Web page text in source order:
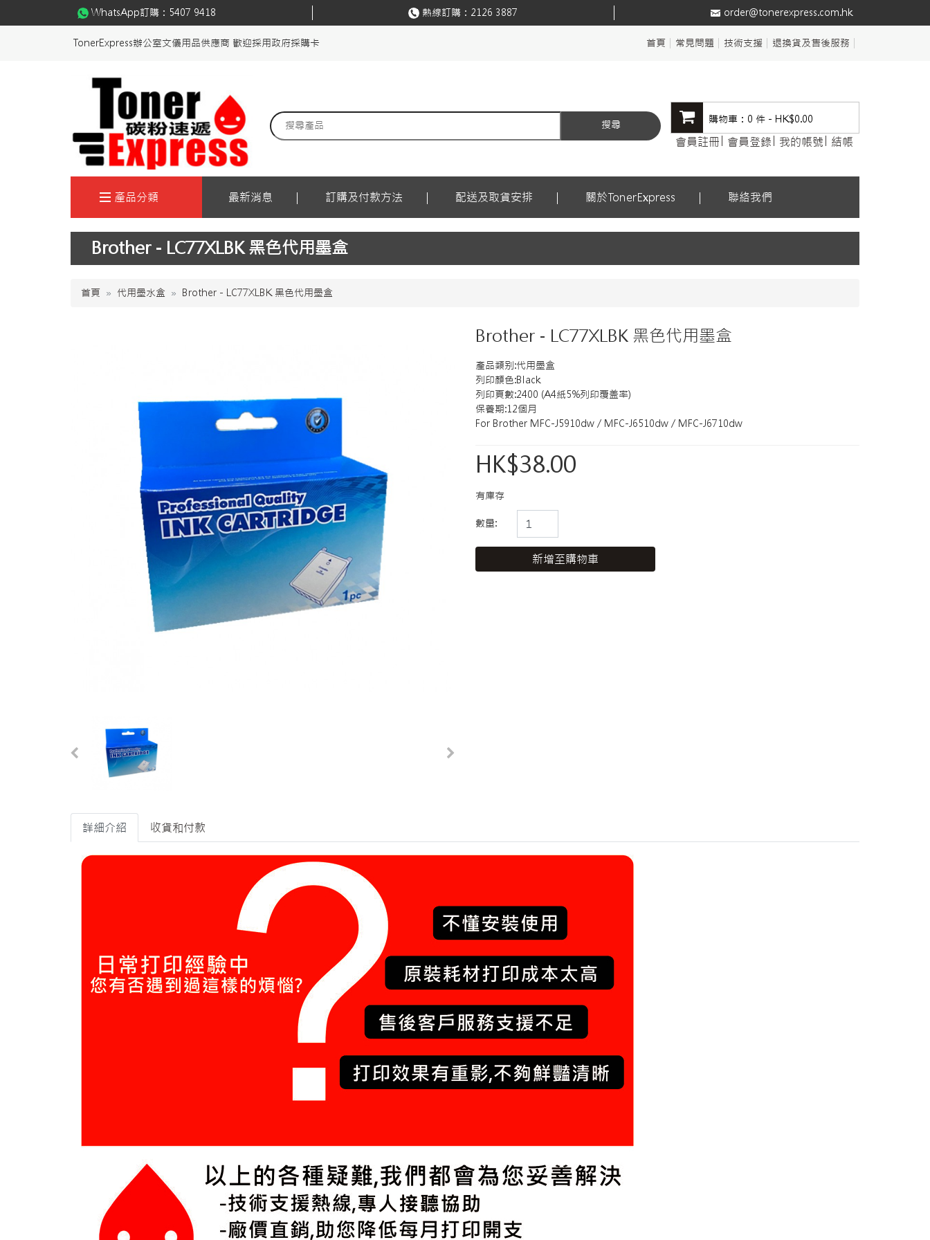
WhatsApp訂購： 5407 9418 熱線訂購： 2126 3887 order@tonerexpress.com.hk
TonerExpress辦公室文儀用品供應商 歡迎採用政府採購卡 首頁 常見問題 技術支援 退換貨及售後服務
搜尋 購物車：0 件 - HK$0.00
會員註冊 會員登錄 我的帳號 結帳
產品分類 最新消息 訂購及付款方法 配送及取貨安排 關於TonerExpress 聯絡我們
Brother - LC77XLBK 黑色代用墨盒
首頁 代用墨水盒 Brother - LC77XLBK 黑色代用墨盒
Brother - LC77XLBK 黑色代用墨盒
產品類别:代用墨盒
列印顏色:Black
列印頁數:2400 (A4紙5%列印覆盖率)
保養期:12個月
For Brother MFC-J5910dw / MFC-J6510dw / MFC-J6710dw
HK$38.00
有庫存
數量:
新增至購物車
詳細介紹 收貨和付款